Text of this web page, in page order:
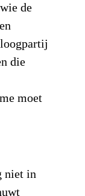
de
die
moet
niet in